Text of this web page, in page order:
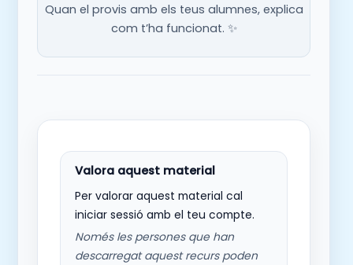
Quan el provis amb els teus alumnes, explica
com t’ha funcionat. ✨
Per valorar aquest material cal
iniciar sessió amb el teu compte.
Només les persones que han
descarregat aquest recurs poden